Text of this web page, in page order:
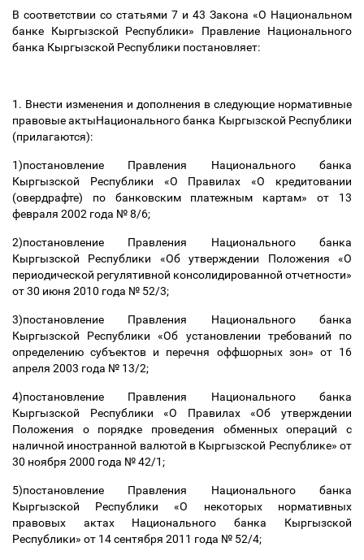
В соответствии со статьями 7 и 43 Закона «О Национальном
банке Кыргызской Республики» Правление Национального
банка Кыргызской Республики постановляет:
1. Внести изменения и дополнения в следующие нормативные
правовые актыНационального банка Кыргызской Республики
(прилагаются):
1)постановление Правления Национального банка
Кыргызской Республики «О Правилах «О кредитовании
(овердрафте) по банковским платежным картам» от 13
февраля 2002 года № 8/6;
2)постановление Правления Национального банка
Кыргызской Республики «Об утверждении Положения «О
периодической регулятивной консолидированной отчетности»
от 30 июня 2010 года № 52/3;
3)постановление Правления Национального банка
Кыргызской Республики «Об установлении требований по
определению субъектов и перечня оффшорных зон» от 16
апреля 2003 года № 13/2;
4)постановление Правления Национального банка
Кыргызской Республики «О Правилах «Об утверждении
Положения о порядке проведения обменных операций с
наличной иностранной валютой в Кыргызской Республике» от
30 ноября 2000 года № 42/1;
5)постановление Правления Национального банка
Кыргызской Республики «О некоторых нормативных
правовых актах Национального банка Кыргызской
Республики» от 14 сентября 2011 года № 52/4;